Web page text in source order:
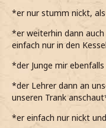
*er nur stumm nickt,
*er weiterhin dann
einfach nur in den
*der Junge mir
*der Lehrer dann an
unseren Trank
*er einfach nur nickt